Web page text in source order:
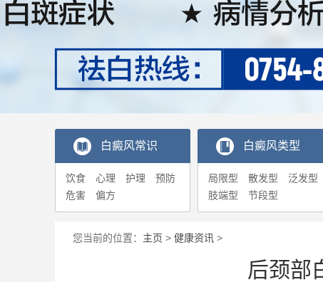
白癜风常识
饮食 心理 护理
预防
危害
偏方
白癜风类型
局限型 散发型
泛发型
肢端型
节段型
您当前的位置： 主页 > 健康资讯 >
后颈部